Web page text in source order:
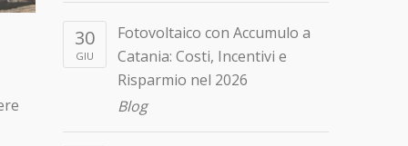
30
GIU
Fotovoltaico con Accumulo a
Catania: Costi, Incentivi e
Risparmio nel 2026
Blog